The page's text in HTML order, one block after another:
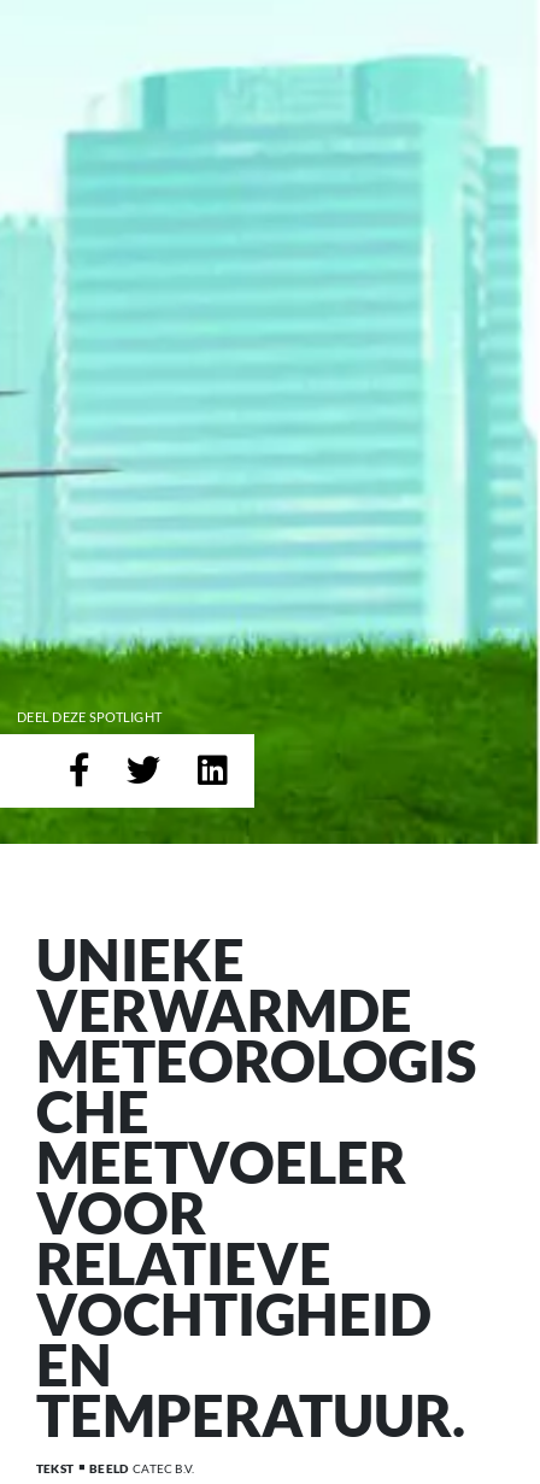
DEEL DEZE SPOTLIGHT
UNIEKE
VERWARMDE
METEOROLOGIS
CHE
MEETVOELER
VOOR
RELATIEVE
VOCHTIGHEID
EN
TEMPERATUUR.
TEKST BEELD CATEC B.V.